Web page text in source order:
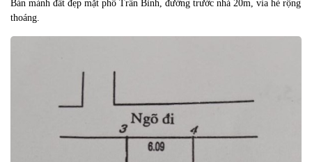
Bán mảnh đất đẹp mặt phố Trần Bình, đường trước nhà 20m, vỉa hè rộng
thoáng.